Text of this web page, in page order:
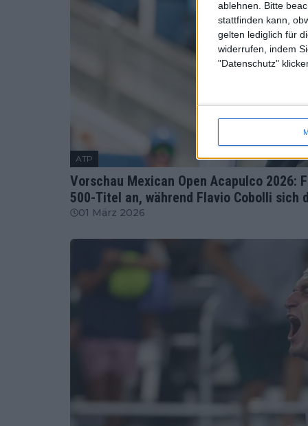
ablehnen. Bitte
stattfinden kann,
gelten lediglich für
widerrufen, indem
"Datenschutz"
ATP
Vorschau Mexican Open Acapulco 2026:
500-Titel an, während Flavio Cobolli sich
01 März 2026